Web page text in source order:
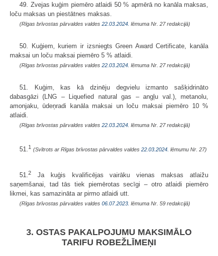
49. Zvejas kuģim piemēro atlaidi 50 % apmērā no kanāla maksas,
loču maksas un piestātnes maksas.
(Rīgas brīvostas pārvaldes valdes 22.03.2024. lēmuma Nr. 27 redakcijā)
50. Kuģiem, kuriem ir izsniegts Green Award Certificate, kanāla
maksai un loču maksai piemēro 5 % atlaidi.
(Rīgas brīvostas pārvaldes valdes 22.03.2024. lēmuma Nr. 27 redakcijā)
51. Kuģim, kas kā dzinēju degvielu izmanto sašķidrināto
dabasgāzi (LNG – Liquefied natural gas – angļu val.), metanolu,
amonjaku, ūdeņradi kanāla maksai un loču maksai piemēro 10 %
atlaidi.
(Rīgas brīvostas pārvaldes valdes 22.03.2024. lēmuma Nr. 27 redakcijā)
51.1 (Svītrots ar Rīgas brīvostas pārvaldes valdes 22.03.2024. lēmumu Nr. 27)
51.2
Ja kuģis kvalificējas vairāku vienas maksas atlaižu
saņemšanai, tad tās tiek piemērotas secīgi – otro atlaidi piemēro
likmei, kas samazināta ar pirmo atlaidi utt.
(Rīgas brīvostas pārvaldes valdes 06.07.2023. lēmuma Nr. 59 redakcijā)
3. OSTAS PAKALPOJUMU MAKSIMĀLO
TARIFU ROBEŽLĪMEŅI